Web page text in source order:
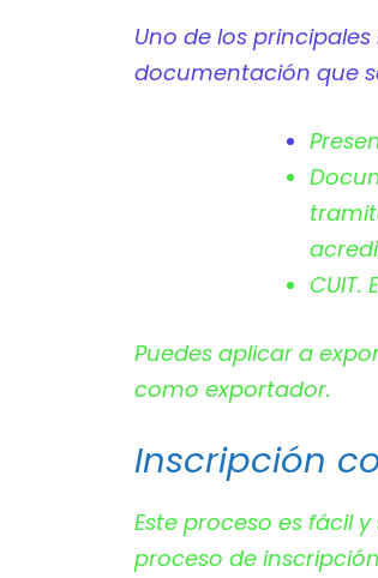
Uno de los
documentación que
CUIT.
Puedes aplicar a
como exportador.
Inscripción
Este proceso es fácil
proceso de